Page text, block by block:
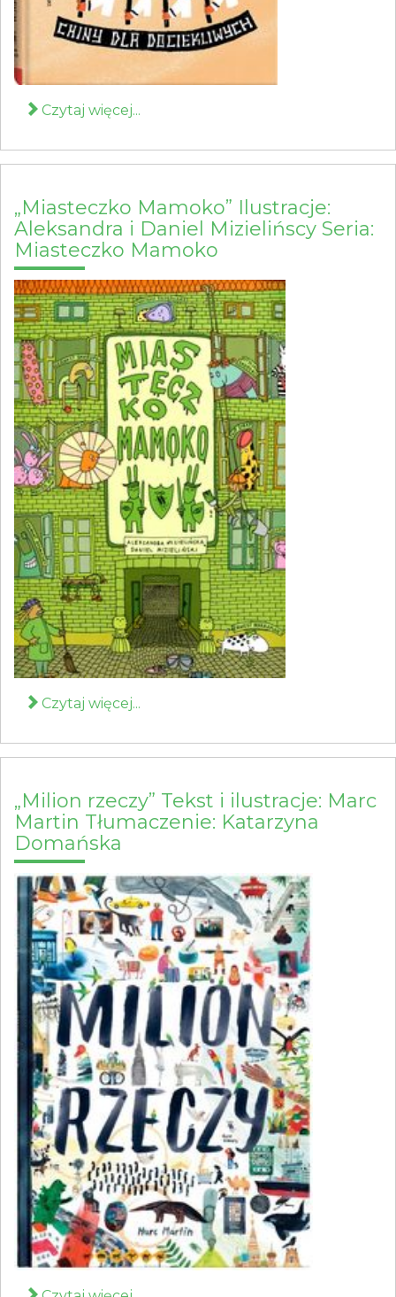
Czytaj więcej...
„Miasteczko Mamoko” Ilustracje:
Aleksandra i Daniel Mizielińscy Seria:
Miasteczko Mamoko
Czytaj więcej...
„Milion rzeczy” Tekst i ilustracje: Marc
Martin Tłumaczenie: Katarzyna
Domańska